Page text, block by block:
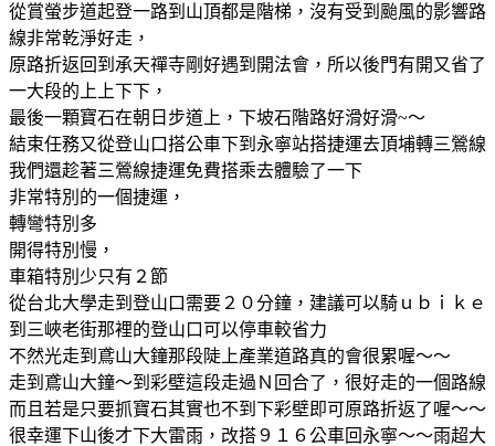
從賞螢步道起登一路到山頂都是階梯，沒有受到颱風的影響路
線非常乾淨好走，
原路折返回到承天禪寺剛好遇到開法會，所以後門有開又省了
一大段的上上下下，
最後一顆寶石在朝日步道上，下坡石階路好滑好滑~～
結束任務又從登山口搭公車下到永寧站搭捷運去頂埔轉三鶯線
我們還趁著三鶯線捷運免費搭乘去體驗了一下
非常特別的一個捷運，
轉彎特別多
開得特別慢，
車箱特別少只有２節
從台北大學走到登山口需要２０分鐘，建議可以騎ｕｂｉｋｅ
到三峽老街那裡的登山口可以停車較省力
不然光走到鳶山大鐘那段陡上產業道路真的會很累喔～～
走到鳶山大鐘～到彩壁這段走過Ｎ回合了，很好走的一個路線
而且若是只要抓寶石其實也不到下彩壁即可原路折返了喔～～
很幸運下山後才下大雷雨，改搭９１６公車回永寧～～雨超大